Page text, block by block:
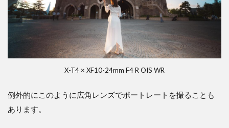
X-T4 × XF10-24mm F4 R OIS WR
例外的にこのように広角レンズでポートレートを撮ることも
あります。